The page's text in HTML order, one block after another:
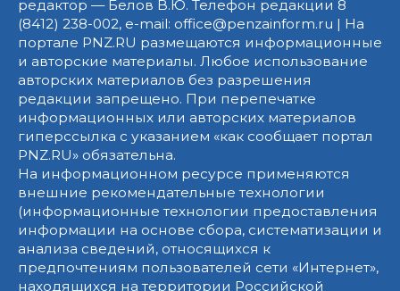
редактор — Белов В.Ю. Телефон редакции 8
(8412) 238-002, e-mail: office@penzainform.ru | На
портале PNZ.RU размещаются информационные
и авторские материалы. Любое использование
авторских материалов без разрешения
редакции запрещено. При перепечатке
информационных или авторских материалов
гиперссылка с указанием «как сообщает портал
PNZ.RU» обязательна.
На информационном ресурсе применяются
внешние рекомендательные технологии
(информационные технологии предоставления
информации на основе сбора, систематизации и
анализа сведений, относящихся к
предпочтениям пользователей сети «Интернет»,
находящихся на территории Российской